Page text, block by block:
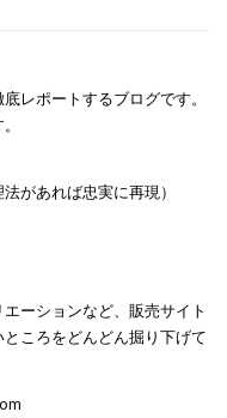
レポートするブログです。
があれば忠実に再現）
ーションなど、販売サイト
ころをどんどん掘り下げて